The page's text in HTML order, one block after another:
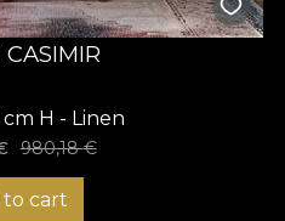
CASIMIR
H - Linen
980,18€
to cart